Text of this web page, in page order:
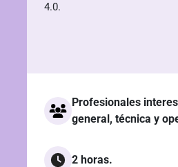
4.0.
Profesionales
general, técnica y
2 horas.